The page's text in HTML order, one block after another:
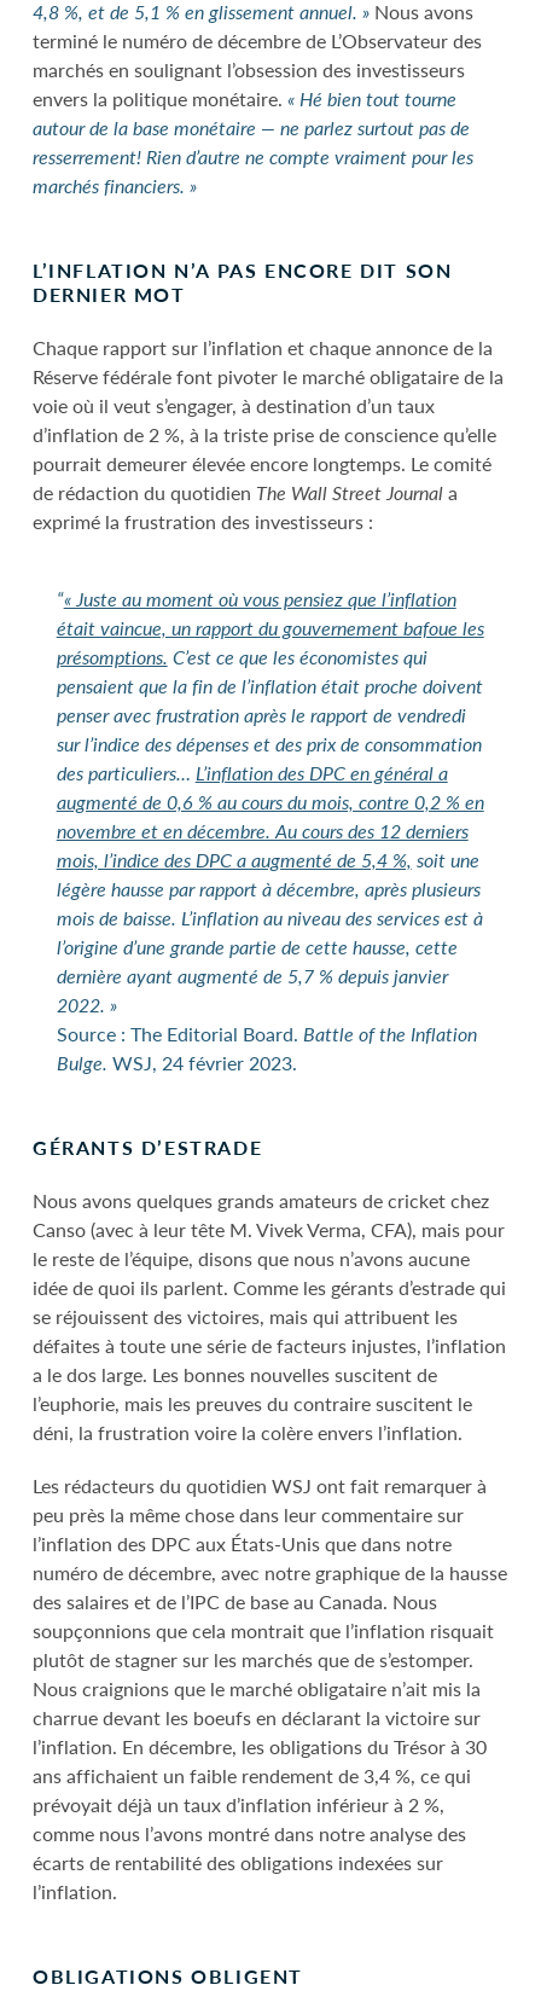
4,8 %, et de 5,1 % en glissement annuel. »Nous avons
terminé le numéro de décembre de L’Observateur des
marchés en soulignant l’obsession des investisseurs
envers la politique monétaire. « Hé bien tout tourne
autour de la base monétaire — ne parlez surtout pas de
resserrement! Rien d’autre ne compte vraiment pour les
marchés financiers. »
L’INFLATION N’A PAS ENCORE DIT SON
DERNIER MOT
Chaque rapport sur l’inflation et chaque annonce de la
Réserve fédérale font pivoter le marché obligataire de la
voie où il veut s’engager, à destination d’un taux
d’inflation de 2 %, à la triste prise de conscience qu’elle
pourrait demeurer élevée encore longtemps. Le comité
de rédaction du quotidien The Wall Street Journala
exprimé la frustration des investisseurs :
“« Juste au moment où vous pensiez que l’inflation
était vaincue, un rapport du gouvernement bafoue les
présomptions. C’est ce que les économistes qui
pensaient que la fin de l’inflation était proche doivent
penser avec frustration après le rapport de vendredi
sur l’indice des dépenses et des prix de consommation
des particuliers… L’inflation des DPC en général a
augmenté de 0,6 % au cours du mois, contre 0,2 % en
novembre et en décembre. Au cours des 12 derniers
mois, l’indice des DPC a augmenté de 5,4 %, soit une
légère hausse par rapport à décembre, après plusieurs
mois de baisse. L’inflation au niveau des services est à
l’origine d’une grande partie de cette hausse, cette
dernière ayant augmenté de 5,7 % depuis janvier
2022. »
Source : The Editorial Board. Battle of the Inflation
Bulge. WSJ, 24 février 2023.
GÉRANTS D’ESTRADE
Nous avons quelques grands amateurs de cricket chez
Canso (avec à leur tête M. Vivek Verma, CFA), mais pour
le reste de l’équipe, disons que nous n’avons aucune
idée de quoi ils parlent. Comme les gérants d’estrade qui
se réjouissent des victoires, mais qui attribuent les
défaites à toute une série de facteurs injustes, l’inflation
a le dos large. Les bonnes nouvelles suscitent de
l’euphorie, mais les preuves du contraire suscitent le
déni, la frustration voire la colère envers l’inflation.
Les rédacteurs du quotidien WSJ ont fait remarquer à
peu près la même chose dans leur commentaire sur
l’inflation des DPC aux États-Unis que dans notre
numéro de décembre, avec notre graphique de la hausse
des salaires et de l’IPC de base au Canada. Nous
soupçonnions que cela montrait que l’inflation risquait
plutôt de stagner sur les marchés que de s’estomper.
Nous craignions que le marché obligataire n’ait mis la
charrue devant les boeufs en déclarant la victoire sur
l’inflation. En décembre, les obligations du Trésor à 30
ans affichaient un faible rendement de 3,4 %, ce qui
prévoyait déjà un taux d’inflation inférieur à 2 %,
comme nous l’avons montré dans notre analyse des
écarts de rentabilité des obligations indexées sur
l’inflation.
OBLIGATIONS OBLIGENT